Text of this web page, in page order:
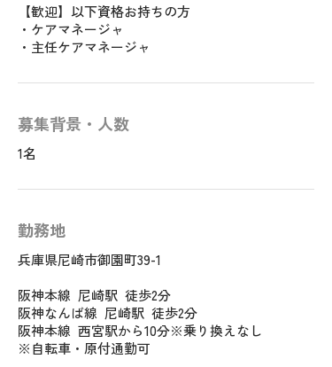
【歓迎】以下資格お持ちの方
・ケアマネージャ
・主任ケアマネージャ
募集背景・人数
1名
勤務地
兵庫県尼崎市御園町39-1
阪神本線 尼崎駅 徒歩2分
阪神なんば線 尼崎駅 徒歩2分
阪神本線 西宮駅から10分※乗り換えなし
※自転車・原付通勤可